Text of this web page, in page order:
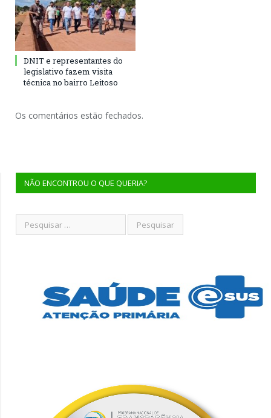
DNIT e representantes do
legislativo fazem visita
técnica no bairro Leitoso
Os comentários estão fechados.
NÃO ENCONTROU O QUE QUERIA?